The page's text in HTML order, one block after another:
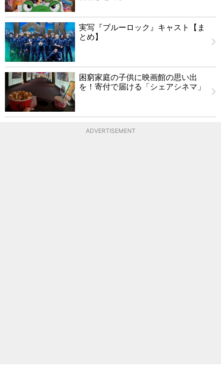
実写『ブルーロック』キャスト【ま
とめ】
困窮家庭の子供に映画館の思い出
を！寄付で届ける「シェアシネマ」
ADVERTISEMENT